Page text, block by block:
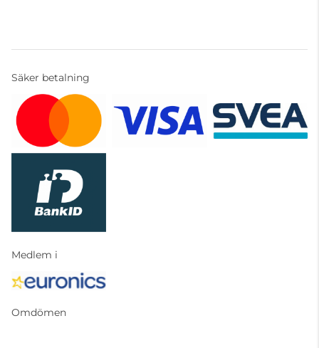
Säker betalning
Medlem i
Omdömen